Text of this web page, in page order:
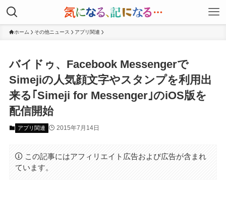
ホーム その他ニュース アプリ関連
バイドゥ、Facebook Messengerで
Simejiの人気顔文字やスタンプを利用出
来る｢Simeji for Messenger｣のiOS版を
配信開始
アプリ関連 2015年7月14日
この記事にはアフィリエイト広告および広告が含まれ
ています。